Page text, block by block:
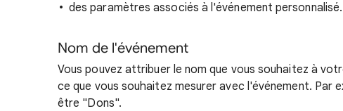
des paramètres associés à l'événement personnalisé.
Nom de l'événement
Vous pouvez attribuer le nom que vous souhaitez à
ce que vous souhaitez mesurer avec l'événement. Par
être "Dons".